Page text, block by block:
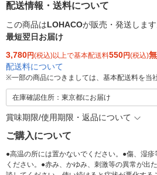
配送情報・送料について
この商品はLOHACOが販売・発送します
最短翌日お届け
3,780円(税込)以上で基本配送料550円(税込)
配送料について
※一部の商品につきましては、基本配送料を当
在庫確認住所：東京都にお届け
賞味期限/使用期限・返品について
ご購入について
●高温の所には置かないでください。●傷、湿
ください。●赤み、かゆみ、刺激等の異常が出